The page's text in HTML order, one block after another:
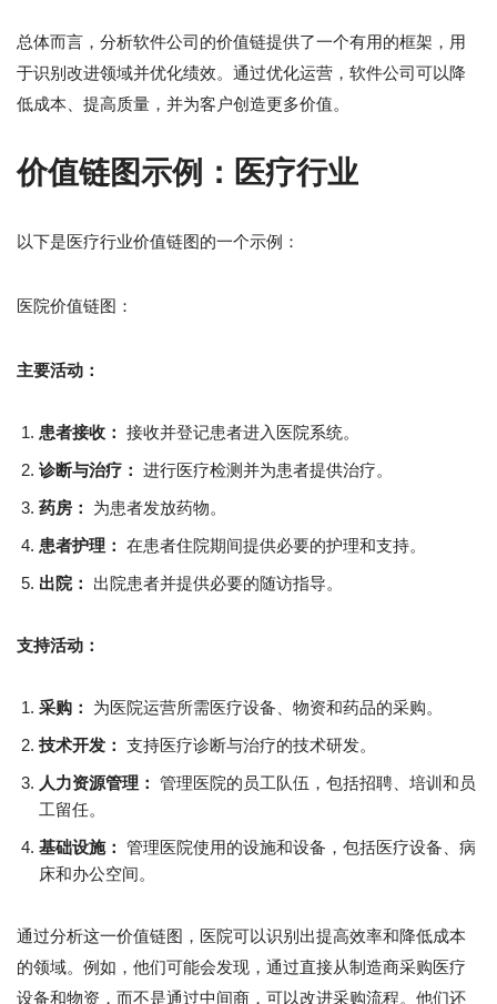
总体而言，分析软件公司的价值链提供了一个有用的框架，用
于识别改进领域并优化绩效。通过优化运营，软件公司可以降
低成本、提高质量，并为客户创造更多价值。
价值链图示例：医疗行业
以下是医疗行业价值链图的一个示例：
医院价值链图：
主要活动：
患者接收： 接收并登记患者进入医院系统。
诊断与治疗： 进行医疗检测并为患者提供治疗。
药房：
为患者发放药物。
患者护理： 在患者住院期间提供必要的护理和支持。
出院：
出院患者并提供必要的随访指导。
支持活动：
采购：
为医院运营所需医疗设备、物资和药品的采购。
技术开发： 支持医疗诊断与治疗的技术研发。
人力资源管理： 管理医院的员工队伍，包括招聘、培训和员
工留任。
基础设施： 管理医院使用的设施和设备，包括医疗设备、病
床和办公空间。
通过分析这一价值链图，医院可以识别出提高效率和降低成本
的领域。例如，他们可能会发现，通过直接从制造商采购医疗
设备和物资，而不是通过中间商，可以改进采购流程。他们还